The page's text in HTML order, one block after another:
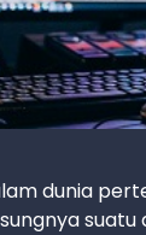
dunia
suatu